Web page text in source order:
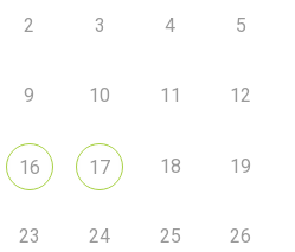
2 3 4 5
9 10 11 12
16 17 18 19
23 24 25 26